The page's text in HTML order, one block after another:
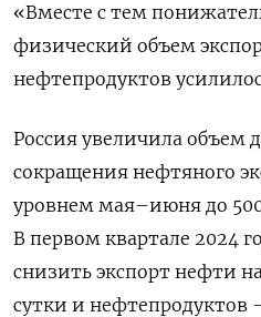
«Вместе с тем
физический объем
нефтепродуктов
Россия увеличила объем
сокращения нефтяного
уровнем мая–июня до
В первом квартале 2024
снизить экспорт нефти
сутки и нефтепродуктов